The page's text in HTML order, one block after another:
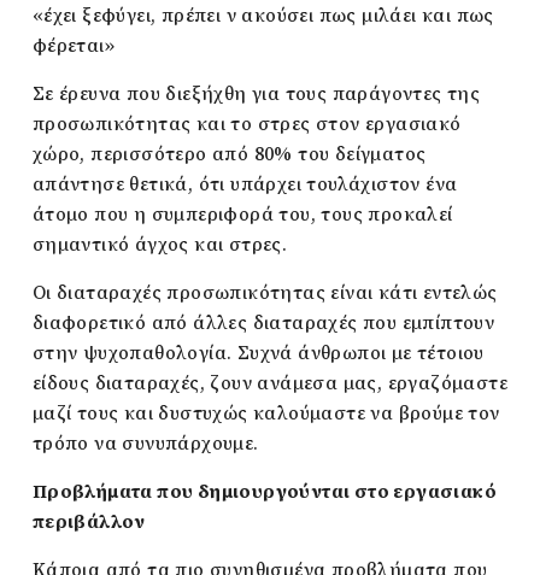
«έχει ξεφύγει, πρέπει ν ακούσει πως μιλάει και πως
φέρεται»
Σε έρευνα που διεξήχθη για τους παράγοντες της
προσωπικότητας και το στρες στον εργασιακό
χώρο, περισσότερο από 80% του δείγματος
απάντησε θετικά, ότι υπάρχει τουλάχιστον ένα
άτομο που η συμπεριφορά του, τους προκαλεί
σημαντικό άγχος και στρες.
Οι διαταραχές προσωπικότητας είναι κάτι εντελώς
διαφορετικό από άλλες διαταραχές που εμπίπτουν
στην ψυχοπαθολογία. Συχνά άνθρωποι με τέτοιου
είδους διαταραχές, ζουν ανάμεσα μας, εργαζόμαστε
μαζί τους και δυστυχώς καλούμαστε να βρούμε τον
τρόπο να συνυπάρχουμε.
Προβλήματα που δημιουργούνται στο εργασιακό
περιβάλλον
Κάποια από τα πιο συνηθισμένα προβλήματα που